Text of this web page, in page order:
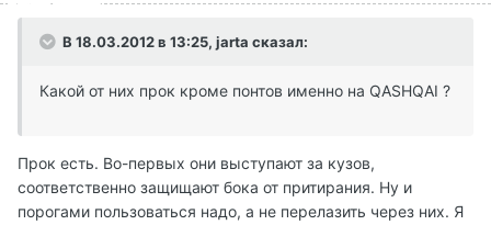
В 18.03.2012 в 13:25, jarta сказал:
Какой от них прок кроме понтов именно на QASHQAI ?
Прок есть. Во-первых они выступают за кузов,
соответственно защищают бока от притирания. Ну и
порогами пользоваться надо, а не перелазить через них. Я